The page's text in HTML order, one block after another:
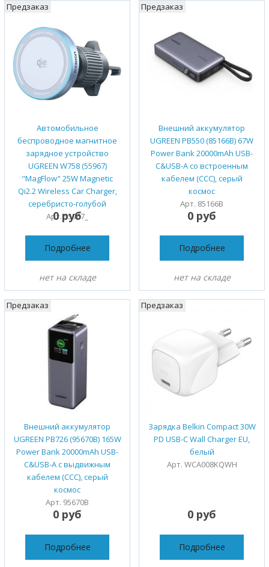
Автомобильное
беспроводное магнитное
зарядное устройство
UGREEN W758 (55967)
"MagFlow" 25W Magnetic
Qi2.2 Wireless Car Charger,
серебристо-голубой
Арт. 55967_
Предзаказ
0 руб
Подробнее
нет на складе
Внешний аккумулятор
UGREEN PB550 (85166B) 67W
Power Bank 20000mAh USB-
C&USB-A со встроенным
кабелем (ССС), серый
космос
Арт. 85166B
Предзаказ
0 руб
Подробнее
нет на складе
Внешний аккумулятор
UGREEN PB726 (95670B) 165W
Power Bank 20000mAh USB-
C&USB-A с выдвижным
кабелем (ССС), серый
космос
Арт. 95670B
Предзаказ
0 руб
Подробнее
Зарядка Belkin Compact 30W
PD USB-C Wall Charger EU,
белый
Арт. WCA008KQWH
Предзаказ
0 руб
Подробнее